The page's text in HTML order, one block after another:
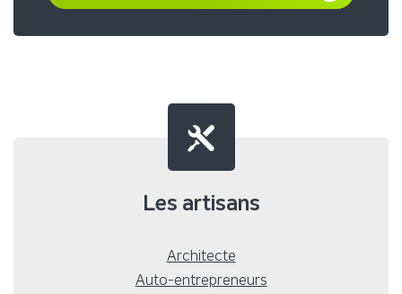
Les artisans
Architecte
Auto-entrepreneurs